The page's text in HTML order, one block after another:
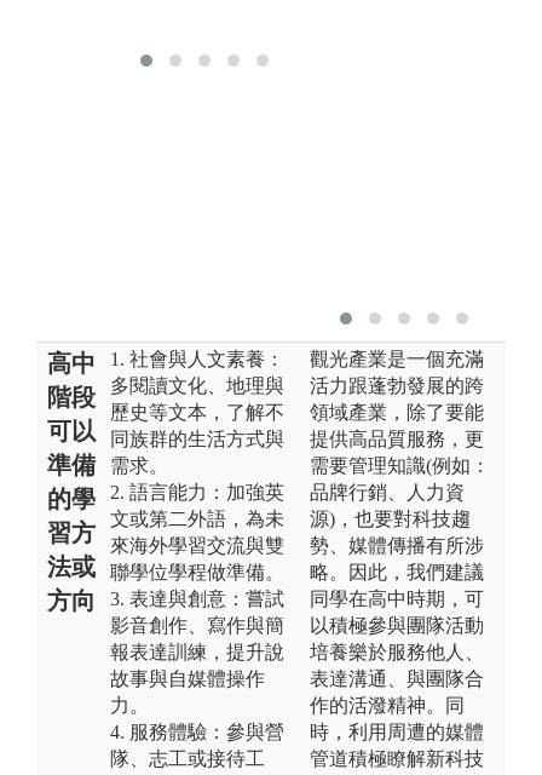
高中
階段
可以
準備
的學
習方
法或
方向
1. 社會與人文素養：
多閱讀文化、地理與
歷史等文本，了解不
同族群的生活方式與
需求。
2. 語言能力：加強英
文或第二外語，為未
來海外學習交流與雙
聯學位學程做準備。
3. 表達與創意：嘗試
影音創作、寫作與簡
報表達訓練，提升說
故事與自媒體操作
力。
4. 服務體驗：參與營
隊、志工或接待工
觀光產業是一個充滿
活力跟蓬勃發展的跨
領域產業，除了要能
提供高品質服務，更
需要管理知識(例如：
品牌行銷、人力資
源)，也要對科技趨
勢、媒體傳播有所涉
略。因此，我們建議
同學在高中時期，可
以積極參與團隊活動
培養樂於服務他人、
表達溝通、與團隊合
作的活潑精神。同
時，利用周遭的媒體
管道積極瞭解新科技